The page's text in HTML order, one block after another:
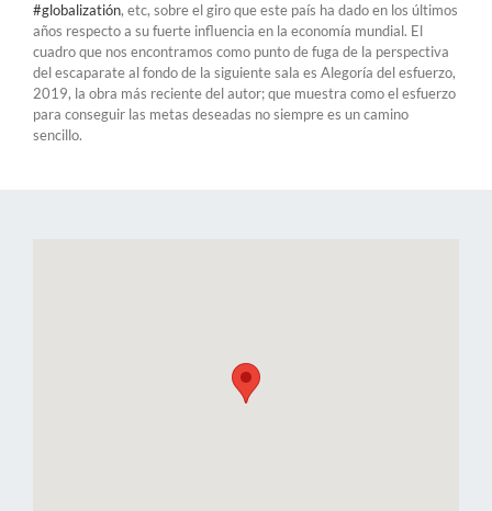
#globalizatión, etc, sobre el giro que este país ha dado en los últimos
años respecto a su fuerte influencia en la economía mundial. El
cuadro que nos encontramos como punto de fuga de la perspectiva
del escaparate al fondo de la siguiente sala es Alegoría del esfuerzo,
2019, la obra más reciente del autor; que muestra como el esfuerzo
para conseguir las metas deseadas no siempre es un camino
sencillo.